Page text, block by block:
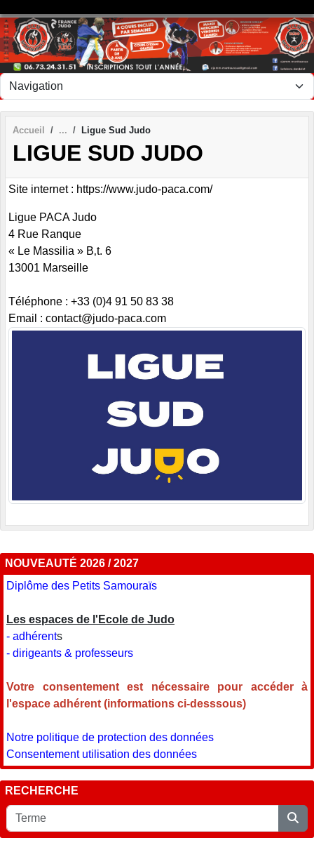
Accueil Ligue Sud Judo
LIGUE SUD JUDO
Site internet : https://www.judo-paca.com/
Ligue PACA Judo
4 Rue Ranque
« Le Massilia » B‚t. 6
13001 Marseille
Téléphone : +33 (0)4 91 50 83 38
Email : contact@judo-paca.com
NOUVEAUTÉ 2026 / 2027
Diplôme des Petits Samouraïs
Les espaces de l'Ecole de Judo
- adhérents
- dirigeants & professeurs
Votre consentement est nécessaire pour accéder à
l'espace adhérent (informations ci-desssous)
Notre politique de protection des données
Consentement utilisation des données
RECHERCHE